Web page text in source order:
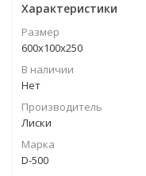
Характеристики
Размер
600х100х250
В наличии
Нет
Производитель
Лиски
Марка
D-500